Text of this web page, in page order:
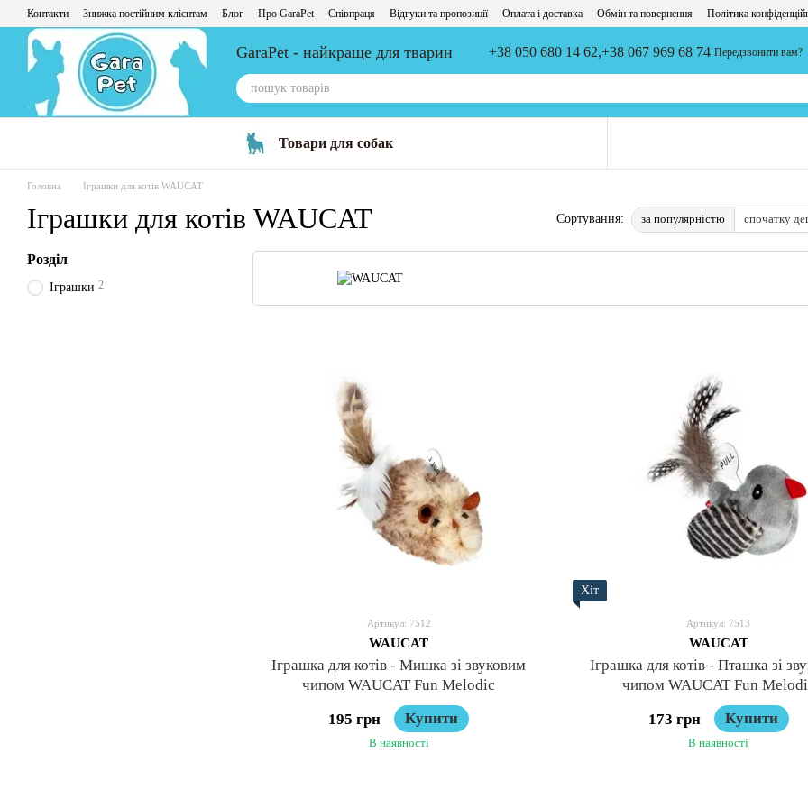
Перейти до основного контенту
Контакти Знижка постійним клієнтам Блог Про GaraPet Співпраця Відгуки та пропозиції Оплата і доставка Обмін та повернення Політика
GaraPet - найкраще для тварин +38 050 680 14 62,+38 067 969 68 74 Передзвонити вам?
Товари для собак
Головна Іграшки для котів WAUCAT
Іграшки для котів WAUCAT Сортування: за популярністю спочатку
Артикул: 7512
WAUCAT
Іграшка для котів - Мишка зі звуковим
чипом WAUCAT Fun Melodic
195 грн
Купити
В наявності
Хіт
Артикул: 7513
WAUCAT
Іграшка для котів - Пташка зі
чипом WAUCAT Fun
173 грн
Купити
В наявності
Розділ
Іграшки 2